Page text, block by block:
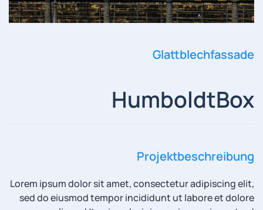
Glattblechfassade
HumboldtBox
Projektbeschreibung
Lorem ipsum dolor sit amet, consectetur adipiscing elit,
sed do eiusmod tempor incididunt ut labore et dolore